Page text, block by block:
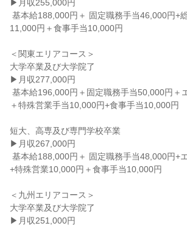
▶月収255,000円
11,000円＋食事手当10,000円
＜関東エリアコース＞
大学卒業及び大学院了
▶月収277,000円
＋特殊営業手当10,000円+食事手当10,000円
短大、高専及び専門学校卒業
▶月収267,000円
+特殊営業10,000円＋食事手当10,000円
＜九州エリアコース＞
大学卒業及び大学院了
▶月収251,000円